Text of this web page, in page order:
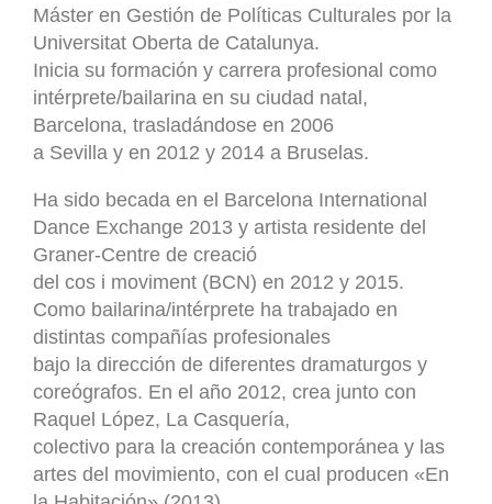
Máster en Gestión de Políticas Culturales por la
Universitat Oberta de Catalunya.
Inicia su formación y carrera profesional como
intérprete/bailarina en su ciudad natal,
Barcelona, trasladándose en 2006
a Sevilla y en 2012 y 2014 a Bruselas.
Ha sido becada en el Barcelona International
Dance Exchange 2013 y artista residente del
Graner-Centre de creació
del cos i moviment (BCN) en 2012 y 2015.
Como bailarina/intérprete ha trabajado en
distintas compañías profesionales
bajo la dirección de diferentes dramaturgos y
coreógrafos. En el año 2012, crea junto con
Raquel López, La Casquería,
colectivo para la creación contemporánea y las
artes del movimiento, con el cual producen «En